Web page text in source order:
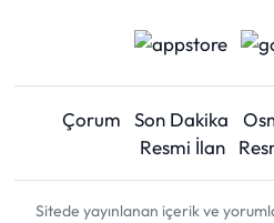
Çorum Son Dakika
Resmi İlan
Sitede yayınlanan içerik ve